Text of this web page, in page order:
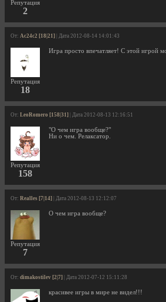
Репутация
2
От: Ac24c2 [18|21] | Дата 2012-08-14 14:01:43
Репутация
18
Игра просто впечатляет! С этой игрой
От: LeoRomero [158|31] | Дата 2012-08-13 12:16:51
Репутация
158
"О чем игра вообще?"
Ни о чем. Релаксатор.
От: Realles [7|14] | Дата 2012-08-13 12:12:07
Репутация
7
О чем игра вообще?
От: dimakostilev [2|7] | Дата 2012-07-12 15:11:28
красивее игры в мире не видел!!!